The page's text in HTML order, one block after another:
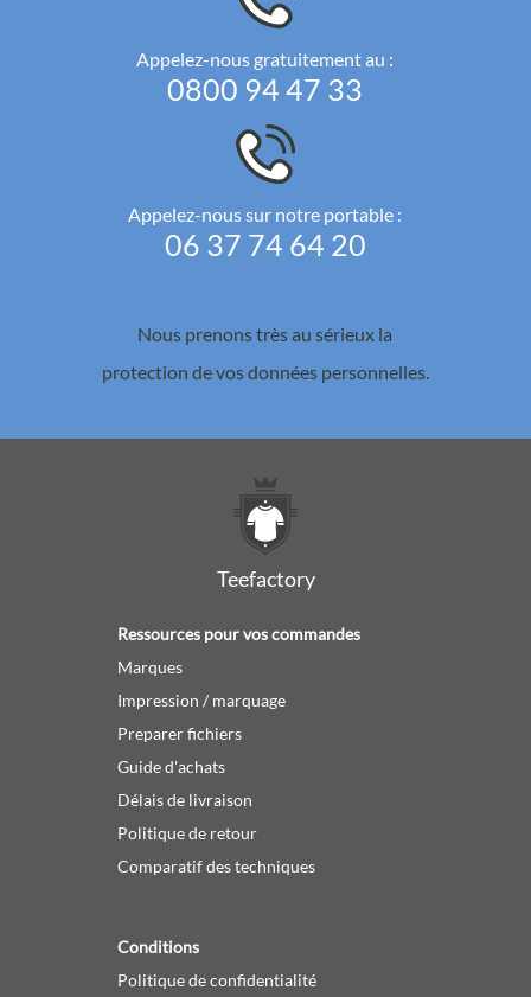
Appelez-nous gratuitement au :
0800 94 47 33
Appelez-nous sur notre portable :
06 37 74 64 20
Nous prenons très au sérieux la
protection de vos données personnelles.
Teefactory
Ressources pour vos commandes
Marques
Impression / marquage
Preparer fichiers
Guide d'achats
Délais de livraison
Politique de retour
Comparatif des techniques
Conditions
Politique de confidentialité